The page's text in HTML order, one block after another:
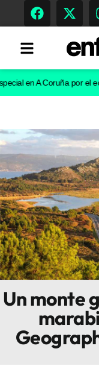
Memoria Histórica
Gastronomía
Escenarios
Sostenibilidad
Innova
en A Coruña por el eclipse
Un monte